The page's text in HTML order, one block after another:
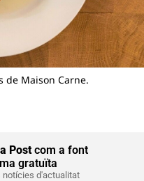
de Maison Carne.
Postcom a font
gratuïta
notícies d'actualitat